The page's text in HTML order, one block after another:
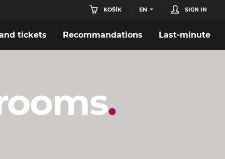
KOŠÍK EN SIGN IN
tickets Recommandations Last-minute